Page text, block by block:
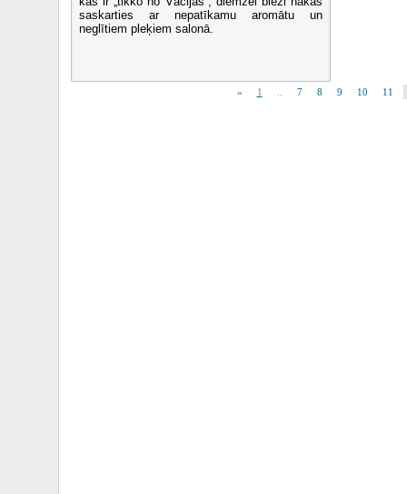
saskarties ar nepatīkamu aromātu un
neglītiem pleķiem salonā.
« 1 7 8 9 10 11